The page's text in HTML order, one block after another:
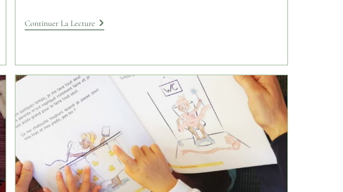
Continuer La Lecture